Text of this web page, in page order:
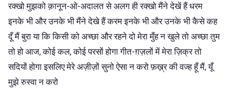
रक्खो मुझको क़ानून-ओ-अदालत से अलग ही रक्खो मैंने देखें हैं धरम
इनके भी और उनके भी मैंने देखे हैं करम इनके भी और उनके भी कैसे कह
दूँ मैं बुरा या कि किसी को अच्छा और रहने दो मेरा मुँह न खुले तो अच्छा तुम
तो हो आज, कोई कल, कोई परसों होगा गीत-ग़ज़लों में मेरा ज़िक्र तो
सदियों होगा इसलिए मेरे अज़ीज़ों सुनो ऐसा न करो फ़ख़्र की वज्ह हूँ मैं, यूँ
मुझे रुस्वा न करो